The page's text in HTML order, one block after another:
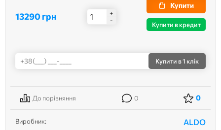
13290 грн
+
-
Купити
Купити в кредит
Купити в 1 клік
До порівняння 0 0
Виробник: ALDO